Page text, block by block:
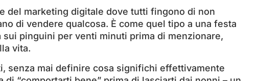
del marketing digitale dove tutti fingono di non
di vendere qualcosa. È come quel tipo a una festa
pinguini per venti minuti prima di menzionare,
vita.
senza mai definire cosa significhi effettivamente